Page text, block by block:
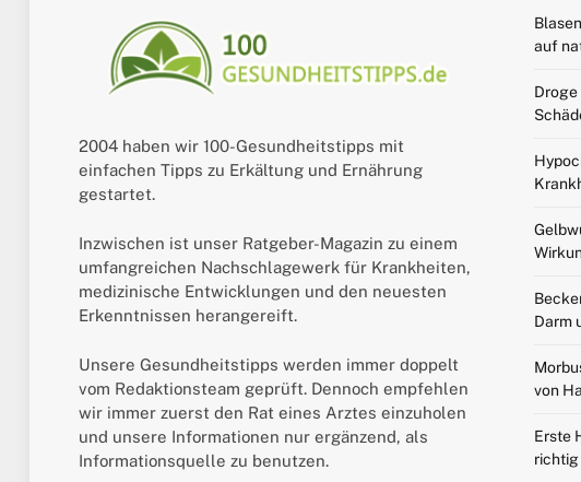
2004 haben wir 100-Gesundheitstipps mit
einfachen Tipps zu Erkältung und Ernährung
gestartet.
Inzwischen ist unser Ratgeber-Magazin zu einem
umfangreichen Nachschlagewerk für Krankheiten,
medizinische Entwicklungen und den neuesten
Erkenntnissen herangereift.
Unsere Gesundheitstipps werden immer doppelt
vom Redaktionsteam geprüft. Dennoch empfehlen
wir immer zuerst den Rat eines Arztes einzuholen
und unsere Informationen nur ergänzend, als
Informationsquelle zu benutzen.
auf
Darm
von
Erste
richtig